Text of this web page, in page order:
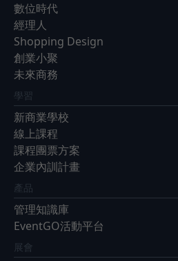
數位時代
經理人
Shopping Design
創業小聚
未來商務
學習
新商業學校
線上課程
課程團票方案
企業內訓計畫
產品
管理知識庫
EventGO活動平台
展會